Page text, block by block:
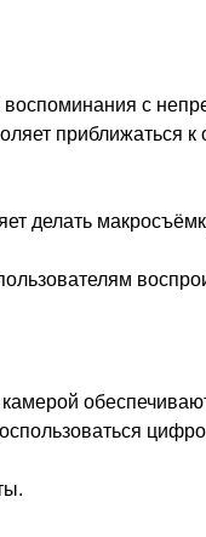
с
приближаться к
делать